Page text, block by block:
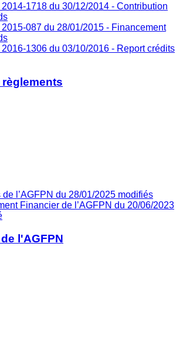
2014-1718 du 30/12/2014 - Contribution
2015-087 du 28/01/2015 - Financement
2016-1306 du 03/10/2016 - Report crédits
de l’AGFPN du 28/01/2025 modifiés
Financier de l’AGFPN du 20/06/2023
l'AGFPN